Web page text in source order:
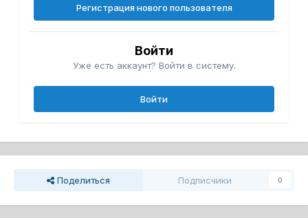
Регистрация нового пользователя
Войти
Уже есть аккаунт? Войти в систему.
Войти
Поделиться Подписчики 0